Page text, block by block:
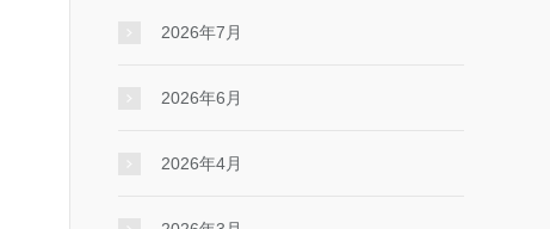
2026年7月
2026年6月
2026年4月